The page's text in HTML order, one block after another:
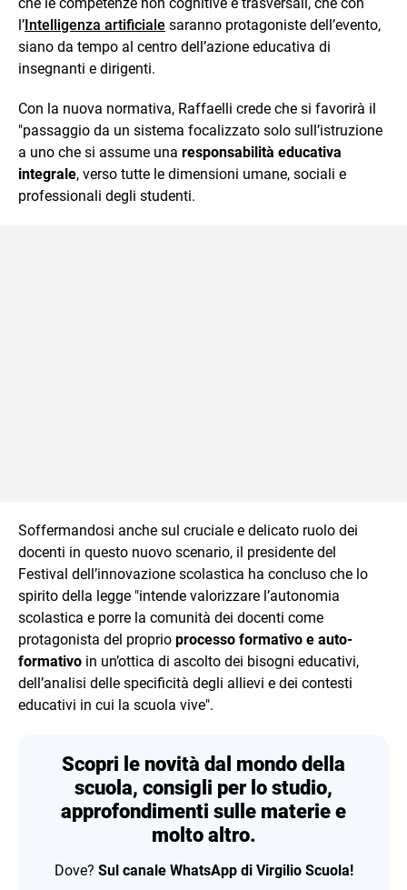
l’Intelligenza artificiale saranno protagoniste dell’evento,
siano da tempo al centro dell’azione educativa di
insegnanti e dirigenti.
Con la nuova normativa, Raffaelli crede che si favorirà il
"passaggio da un sistema focalizzato solo sull’istruzione
a uno che si assume una responsabilità educativa
integrale, verso tutte le dimensioni umane, sociali e
professionali degli studenti.
Soffermandosi anche sul cruciale e delicato ruolo dei
docenti in questo nuovo scenario, il presidente del
Festival dell’innovazione scolastica ha concluso che lo
spirito della legge "intende valorizzare l’autonomia
scolastica e porre la comunità dei docenti come
protagonista del proprio processo formativo e auto-
formativo in un’ottica di ascolto dei bisogni educativi,
dell’analisi delle specificità degli allievi e dei contesti
educativi in cui la scuola vive".
Scopri le novità dal mondo della
scuola, consigli per lo studio,
approfondimenti sulle materie e
molto altro.
Dove? Sul canale WhatsApp di Virgilio Scuola!